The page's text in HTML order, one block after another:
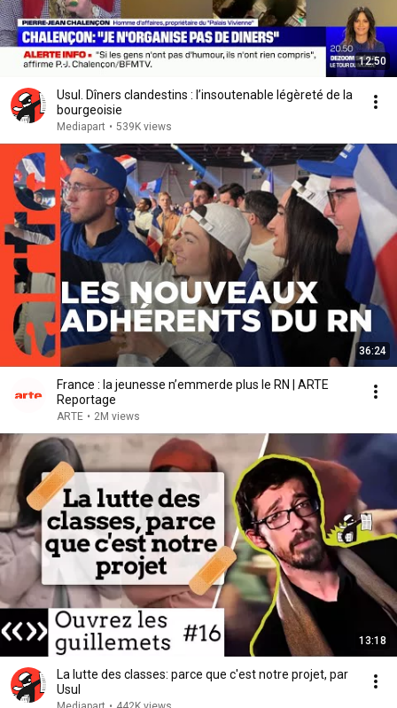
12:50
Usul. Dîners clandestins : l’insoutenable légèreté de la
bourgeoisie
Mediapart • 539K views
36:24
France : la jeunesse n’emmerde plus le RN | ARTE
Reportage
ARTE • 2M views
13:18
La lutte des classes: parce que c'est notre projet, par
Usul